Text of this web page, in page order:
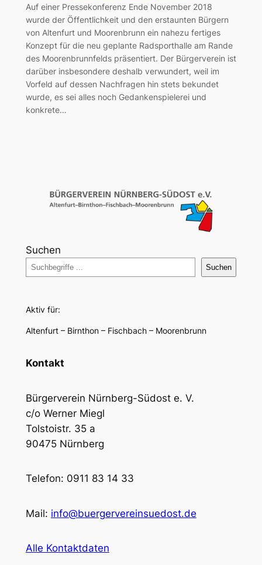
Auf einer Pressekonferenz Ende November 2018
wurde der Öffentlichkeit und den erstaunten Bürgern
von Altenfurt und Moorenbrunn ein nahezu fertiges
Konzept für die neu geplante Radsporthalle am Rande
des Moorenbrunnfelds präsentiert. Der Bürgerverein ist
darüber insbesondere deshalb verwundert, weil im
Vorfeld auf dessen Nachfragen hin stets bekundet
wurde, es sei alles noch Gedankenspielerei und
konkrete…
Suchen
Suchen
Aktiv für:
Altenfurt – Birnthon – Fischbach – Moorenbrunn
Kontakt
Bürgerverein Nürnberg-Südost e. V.
c/o Werner Miegl
Tolstoistr. 35 a
90475 Nürnberg
Telefon: 0911 83 14 33
Mail: info@buergervereinsuedost.de
Alle Kontaktdaten